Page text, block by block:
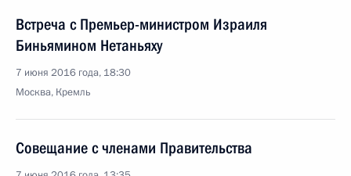
Встреча с Премьер-министром Израиля
Биньямином Нетаньяху
7 июня 2016 года, 18:30
Москва, Кремль
Совещание с членами Правительства